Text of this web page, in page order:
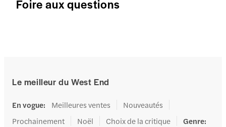
Foire aux questions
Le meilleur du West End
En vogue: Meilleures ventes
Nouveautés
Prochainement
Noël Choix de la critique Genre: